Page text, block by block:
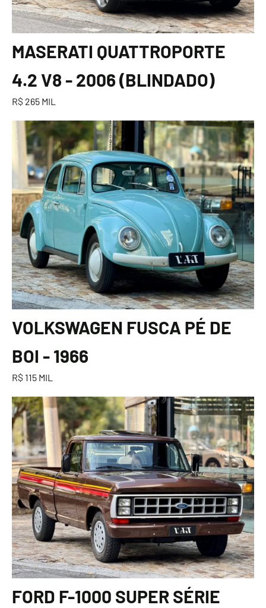
MASERATI QUATTROPORTE
4.2 V8 - 2006 (BLINDADO)
R$ 265 MIL
VOLKSWAGEN FUSCA PÉ DE
BOI - 1966
R$ 115 MIL
FORD F-1000 SUPER SÉRIE